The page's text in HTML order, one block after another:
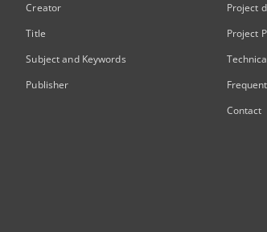
Creator
Title
Subject and Keywords
Publisher
Project
Project
Contact